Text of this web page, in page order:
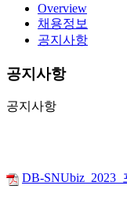
Overview
채용정보
공지사항
공지사항
공지사항
DB-